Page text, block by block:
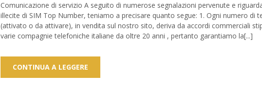
Comunicazione di servizio A seguito di numerose segnalazioni pervenute e
illecite di SIM Top Number, teniamo a precisare quanto segue: 1. Ogni numero di
(attivato o da attivare), in vendita sul nostro sito, deriva da accordi commerciali
varie compagnie telefoniche italiane da oltre 20 anni , pertanto garantiamo la[...]
CONTINUA A LEGGERE